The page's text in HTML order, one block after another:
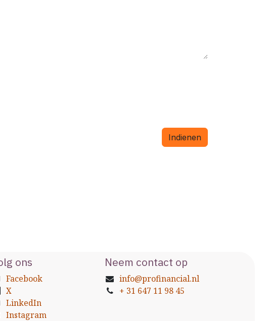
Indienen
ons
Facebook
X
LinkedIn
Instagram
Neem contact op
info@profinancial.nl
+ 31 647 11 98 45